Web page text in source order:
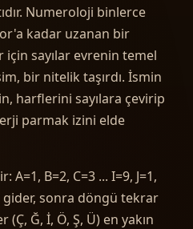
Numeroloji binlerce
kadar uzanan bir
sayılar evrenin temel
bir nitelik taşırdı. İsmin
harflerini sayılara çevirip
parmak izini elde
B=2, C=3 ... I=9, J=1,
gider, sonra döngü tekrar
Ğ, İ, Ö, Ş, Ü) en yakın